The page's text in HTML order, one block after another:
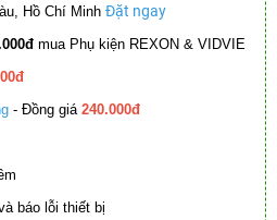
Hồ Chí Minh Đặt ngay
mua Phụ kiện REXON & VIDVIE
- Đồng giá 240.000đ
báo lỗi thiết bị